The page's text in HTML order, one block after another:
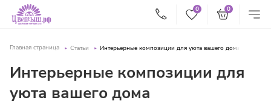
0 0
Главная страница Статьи Интерьерные композиции для уюта вашего дома
Интерьерные композиции для
уюта вашего дома